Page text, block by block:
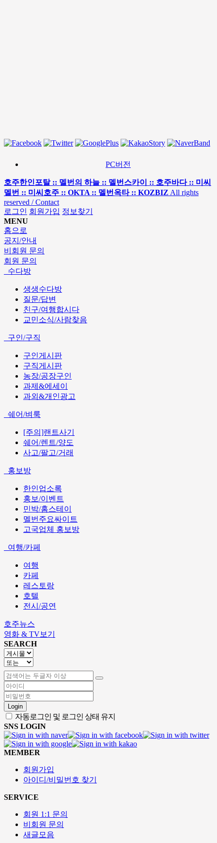
PC버전
호주한인포탈 :: 멜번의 하늘 :: 멜번스카이 :: 호주바다 :: 미씨
멜번 :: 미씨호주 :: OKTA :: 멜번옥타 :: KOZBIZ All rights
reserved / Contact
로그인 회원가입 정보찾기
MENU
홈으로
공지/안내
비회원 문의
회원 문의
수다방
생생수다방
질문/답변
친구/여행합시다
교민소식/사람찾음
구인/구직
구인게시판
구직게시판
농장/공장구인
과제&에세이
과외&개인광고
쉐어/벼룩
[주의]랜트사기
쉐어/렌트/양도
사고/팔고/거래
홍보방
한인업소록
홍보/이벤트
민박/홈스테이
멜번주요싸이트
고국업체 홍보방
여행/카페
여행
카페
레스토랑
호텔
전시/공연
호주뉴스
영화 & TV보기
SEARCH
Login
자동로그인 및 로그인 상태 유지
SNS LOGIN
MEMBER
회원가입
아이디/비밀번호 찾기
SERVICE
회원 1:1 문의
비회원 문의
새글모음